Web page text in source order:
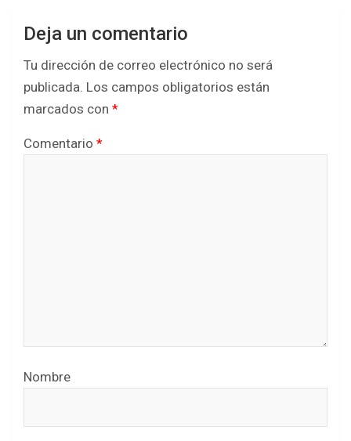
Deja un comentario
Tu dirección de correo electrónico no será
publicada. Los campos obligatorios están
marcados con *
Comentario *
Nombre